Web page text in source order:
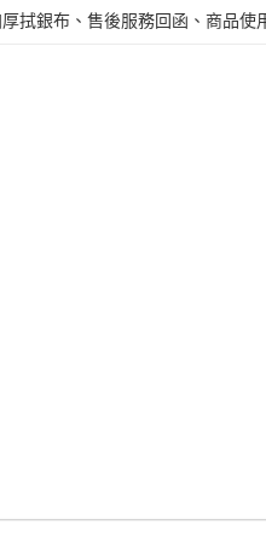
拭銀布、售後服務回函、商品使